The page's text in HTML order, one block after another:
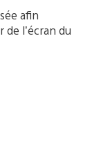
afin
l’écran du